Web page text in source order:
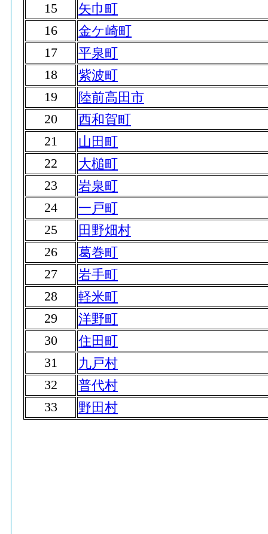
15
矢巾町
16
金ケ崎町
17
平泉町
18
紫波町
19
陸前高田市
20
西和賀町
21
山田町
22
大槌町
23
岩泉町
24
一戸町
25
田野畑村
26
葛巻町
27
岩手町
28
軽米町
29
洋野町
30
住田町
31
九戸村
32
普代村
33
野田村